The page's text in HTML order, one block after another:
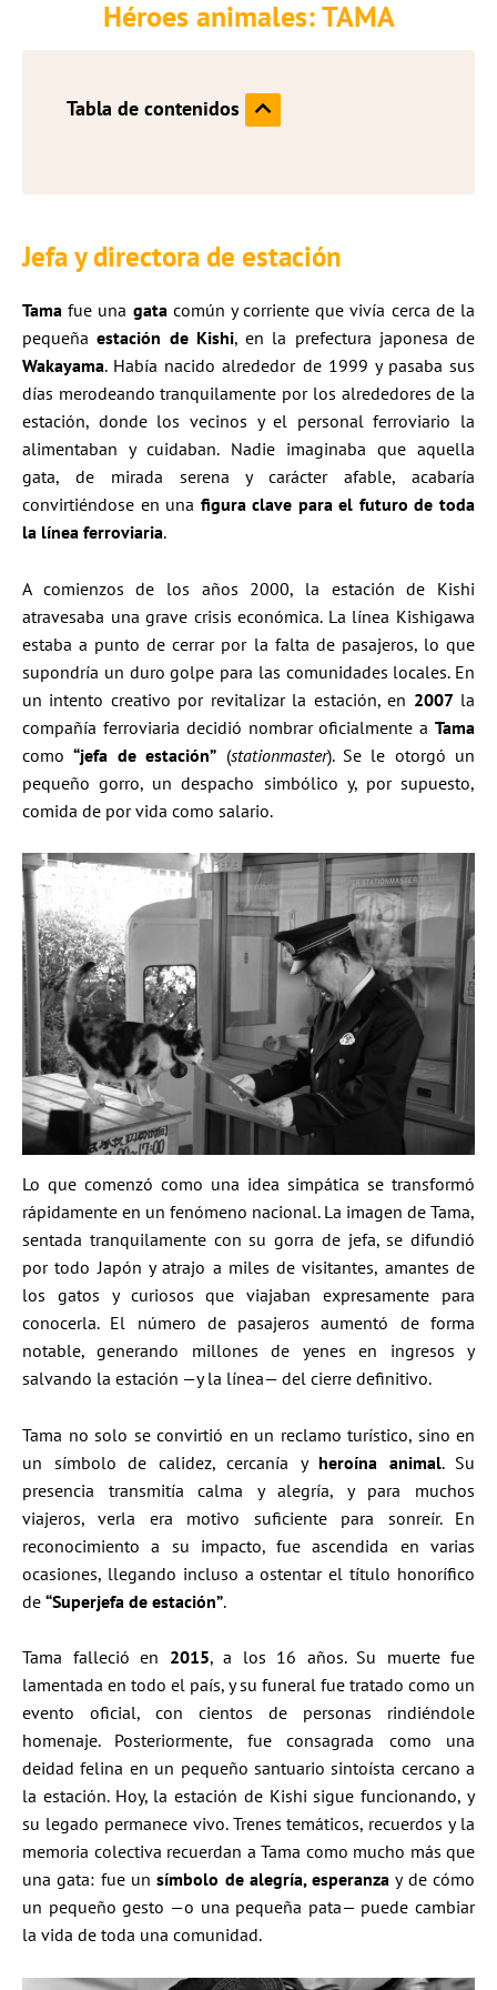
Héroes animales: TAMA
Tabla de contenidos
Jefa y directora de estación
Tama fue una gata común y corriente que vivía cerca de la
pequeñaestación de Kishi, en la prefectura japonesa de
Wakayama. Había nacido alrededor de 1999 y pasaba sus
días merodeando tranquilamente por los alrededores de la
estación, donde los vecinos y el personal ferroviario la
alimentaban y cuidaban. Nadie imaginaba que aquella
gata, de mirada serena y carácter afable, acabaría
convirtiéndose en una figura clave para el futuro de toda
la línea ferroviaria.
A comienzos de los años 2000, la estación de Kishi
atravesaba una grave crisis económica. La línea Kishigawa
estaba a punto de cerrar por la falta de pasajeros, lo que
supondría un duro golpe para las comunidades locales. En
un intento creativo por revitalizar la estación, en 2007la
compañía ferroviaria decidió nombrar oficialmente a Tama
como“jefa de estación” (stationmaster). Se le otorgó un
pequeño gorro, un despacho simbólico y, por supuesto,
comida de por vida como salario.
Lo que comenzó como una idea simpática se transformó
rápidamente en un fenómeno nacional. La imagen de Tama,
sentada tranquilamente con su gorra de jefa, se difundió
por todo Japón y atrajo a miles de visitantes, amantes de
los gatos y curiosos que viajaban expresamente para
conocerla. El número de pasajeros aumentó de forma
notable, generando millones de yenes en ingresos y
salvando la estación —y la línea— del cierre definitivo.
Tama no solo se convirtió en un reclamo turístico, sino en
un símbolo de calidez, cercanía y heroína animal. Su
presencia transmitía calma y alegría, y para muchos
viajeros, verla era motivo suficiente para sonreír. En
reconocimiento a su impacto, fue ascendida en varias
ocasiones, llegando incluso a ostentar el título honorífico
de “Superjefa de estación”.
Tama falleció en 2015, a los 16 años. Su muerte fue
lamentada en todo el país, y su funeral fue tratado como un
evento oficial, con cientos de personas rindiéndole
homenaje. Posteriormente, fue consagrada como una
deidad felina en un pequeño santuario sintoísta cercano a
la estación. Hoy, la estación de Kishi sigue funcionando, y
su legado permanece vivo. Trenes temáticos, recuerdos y la
memoria colectiva recuerdan a Tama como mucho más que
una gata: fue unsímbolo de alegría, esperanzay de cómo
un pequeño gesto —o una pequeña pata— puede cambiar
la vida de toda una comunidad.